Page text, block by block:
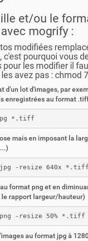
et/ou le
mogrify :
modifiées
c'est pourquoi vous
pour les modifier il
avez pas : chmod
d'un lot d'images, par
enregistrées au format
*.tiff
mais en imposant la
jpg -resize 640x *.tiff
format png et en
le rapport largeur/hauteur)
-resize 50% *.tiff
au format jpg à